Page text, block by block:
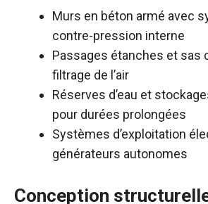
Murs en béton armé avec
contre-pression interne
Passages étanches et sas
filtrage de l’air
Réserves d’eau et
pour durées prolongées
Systèmes d’exploitation
générateurs autonomes
Conception